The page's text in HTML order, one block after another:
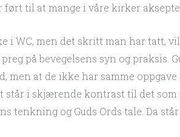
til at mange i våre kirker
i WC, men det skritt man har tatt,
på bevegelsens syn og praksis.
men at de ikke har samme
står i skjærende kontrast til det som
tenkning og Guds Ords tale. Da står